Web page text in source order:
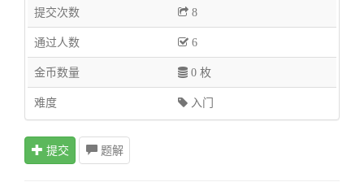
提交次数
8
通过人数 6
金币数量 0 枚
难度 入门
提交 题解